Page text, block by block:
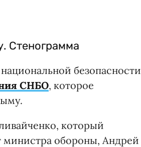
Стенограмма
безопасности
СНБО, которое
который
министра обороны, Андрей